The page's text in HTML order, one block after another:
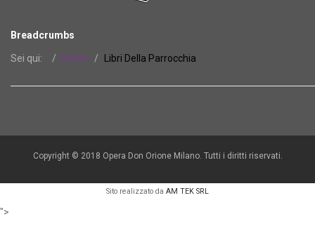
Breadcrumbs
Sei qui: Home Libri Della Parrocchia
Copyright © 2018 Opera Don Orione Milano. Tutti i diritti riservati.
Sito realizzato da AM TEK SRL
">